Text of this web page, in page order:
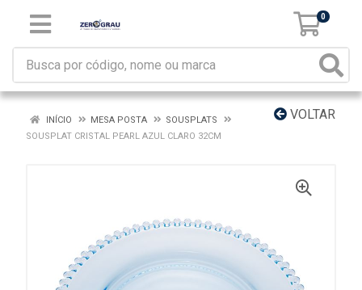
0
VOLTAR
INÍCIO MESA POSTA
SOUSPLATS
SOUSPLAT CRISTAL PEARL AZUL CLARO 32CM